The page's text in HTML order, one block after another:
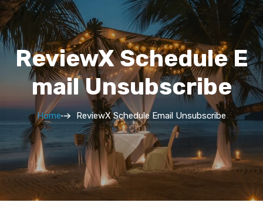
ReviewX Schedule E
Mail Unsubscribe
Home ReviewX Schedule Email Unsubscribe